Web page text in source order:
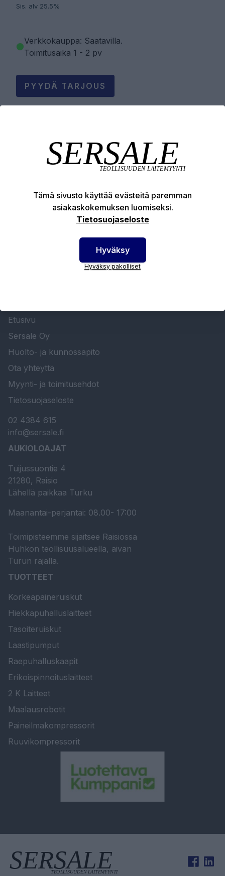
Sis. alv 25.5%
Verkkokauppa: Saatavilla.
Toimitusaika 1 - 2 pv
PYYDÄ TARJOUS
Tekniset edut
Etusivu
Sersale Oy
Huolto- ja kunnossapito
Ota yhteyttä
Myynti- ja toimitusehdot
Tietosuojaseloste
02 4384 615
info@sersale.fi
AUKIOLOAJAT
Tuijussuontie 4
21280, Raisio
Lähellä paikkaa Turku
Maanantai-perjantai: 08.00- 17:00
Toimipisteemme sijaitsee Raisiossa
Huhkon teollisuusalueella, aivan
Turun rajalla.
TUOTTEET
Korkeapaineruiskut
Hiekkapuhalluslaitteet
Tasoiteruiskut
Laastipumput
Raepuhalluskaapit
Erikoispinnoituslaitteet
2 K Laitteet
Maalausrobotit
Paineilmakompressorit
Ruuvikompressorit
Tämä sivusto käyttää evästeitä paremman
asiakaskokemuksen luomiseksi.
Tietosuojaseloste
Hyväksy
Hyväksy pakolliset